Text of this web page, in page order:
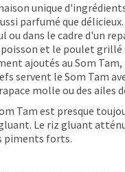
unique
parfumé que
ou dans le cadre d'un
poisson et le poulet
ajoutés au Som Tam,
servent le Som Tam
molle ou des ailes
Tam est presque
Le riz gluant
piments forts.